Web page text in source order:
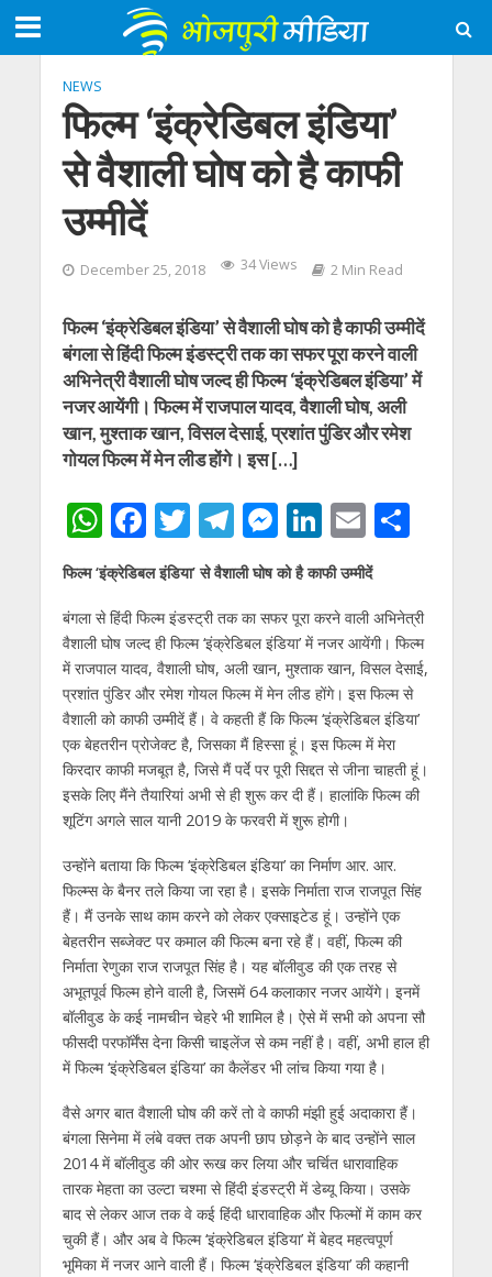
NEWS
फिल्‍म ‘इंक्रेडिबल इंडिया’
से वैशाली घोष को है काफी
उम्‍मीदें
December 25, 2018 34 Views 2 Min Read
फिल्‍म ‘इंक्रेडिबल इंडिया’ से वैशाली घोष को है काफी उम्‍मीदें
बंगला से हिंदी फिल्‍म इंडस्‍ट्री तक का सफर पूरा करने वाली
अभिनेत्री वैशाली घोष जल्‍द ही फिल्‍म ‘इंक्रेडिबल इंडिया’ में
नजर आयेंगी। फिल्‍म में राजपाल यादव, वैशाली घोष, अली
खान, मुश्‍ताक खान, विसल देसाई, प्रशांत पुंडिर और रमेश
गोयल फिल्‍म में मेन लीड होंगे। इस […]
W
h
at
s
A
p
p
F
ac
e
b
o
o
k
T
w
itt
er
T
el
e
gr
a
m
M
e
ss
e
n
g
er
Li
n
k
e
dI
n
E
m
ai
l
S
e
फिल्‍म ‘इंक्रेडिबल इंडिया’ से वैशाली घोष को है काफी उम्‍मीदें
बंगला से हिंदी फिल्‍म इंडस्‍ट्री तक का सफर पूरा करने वाली अभिनेत्री
वैशाली घोष जल्‍द ही फिल्‍म ‘इंक्रेडिबल इंडिया’ में नजर आयेंगी। फिल्‍म
में राजपाल यादव, वैशाली घोष, अली खान, मुश्‍ताक खान, विसल देसाई,
प्रशांत पुंडिर और रमेश गोयल फिल्‍म में मेन लीड होंगे। इस फिल्‍म से
वैशाली को काफी उम्‍मीदें हैं। वे कहती हैं कि फिल्‍म ‘इंक्रेडिबल इंडिया’
एक बेहतरीन प्रोजेक्‍ट है, जिसका मैं हिस्‍सा हूं। इस फिल्‍म में मेरा
किरदार काफी मजबूत है, जिसे मैं पर्दे पर पूरी सिद्दत से जीना चाहती हूं।
इसके लिए मैंने तैयारियां अभी से ही शुरू कर दी हैं। हालांकि फिल्‍म की
शूटिंग अगले साल यानी 2019 के फरवरी में शुरू होगी।
उन्‍होंने बताया कि फिल्‍म ‘इंक्रेडिबल इंडिया’ का निर्माण आर. आर.
फिल्‍म्‍स के बैनर तले किया जा रहा है। इसके निर्माता राज राजपूत सिंह
हैं। मैं उनके साथ काम करने को लेकर एक्‍साइटेड हूं। उन्‍होंने एक
बेहतरीन सब्‍जेक्‍ट पर कमाल की फिल्‍म बना रहे हैं। वहीं, फिल्‍म की
निर्माता रेणुका राज राजपूत सिंह है। यह बॉलीवुड की एक तरह से
अभूतपूर्व फिल्‍म होने वाली है, जिसमें 64 कलाकार नजर आयेंगे। इनमें
बॉलीवुड के कई नामचीन चेहरे भी शामिल है। ऐसे में सभी को अपना सौ
फीसदी परफॉर्मेंस देना किसी चाइलेंज से कम नहीं है। वहीं, अभी हाल ही
में फिल्‍म ‘इंक्रेडिबल इंडिया’ का कैलेंडर भी लांच किया गया है।
वैसे अगर बात वैशाली घोष की करें तो वे काफी मंझी हुई अदाकारा हैं।
बंगला सिनेमा में लंबे वक्‍त तक अपनी छाप छोड़ने के बाद उन्‍होंने साल
2014 में बॉलीवुड की ओर रूख कर लिया और चर्चित धारावाहिक
तारक मेहता का उल्‍टा चश्‍मा से हिंदी इंडस्‍ट्री में डेब्‍यू किया। उसके
बाद से लेकर आज तक वे कई हिंदी धा‍रावाहिक और फिल्‍मों में काम कर
चुकी हैं। और अब वे फिल्‍म ‘इंक्रेडिबल इंडिया’ में बेहद महत्‍वपूर्ण
भूमिका में नजर आने वाली हैं। फिल्‍म ‘इंक्रेडिबल इंडिया’ की कहानी